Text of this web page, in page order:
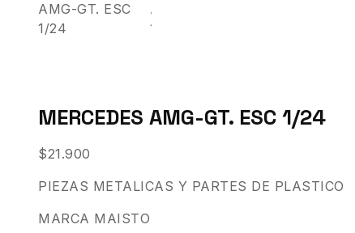
MERCEDES AMG-GT. ESC 1/24
$21.900
PIEZAS METALICAS Y PARTES DE PLASTICO
MARCA MAISTO